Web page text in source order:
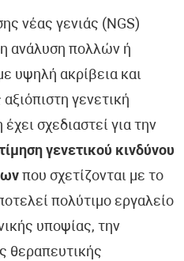
νέας γενιάς (NGS)
ανάλυση πολλών ή
υψηλή ακρίβεια και
γενετική
σχεδιαστεί για την
γενετικού κινδύνου
που σχετίζονται με το
πολύτιμο εργαλείο
υποψίας, την
θεραπευτικής